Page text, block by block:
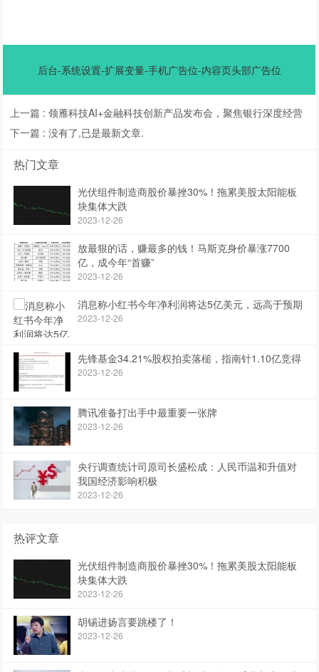
后台-系统设置-扩展变量-手机广告位-内容页头部广告位
上一篇 : 领雁科技AI+金融科技创新产品发布会，聚焦银行深度经营
下一篇 : 没有了,已是最新文章.
热门文章
光伏组件制造商股价暴挫30%！拖累美股太阳能板
块集体大跌
2023-12-26
放最狠的话，赚最多的钱！马斯克身价暴涨7700
亿，成今年“首赚”
2023-12-26
消息称小红书今年净利润将达5亿美元，远高于预期
2023-12-26
先锋基金34.21%股权拍卖落槌，指南针1.10亿竞得
2023-12-26
腾讯准备打出手中最重要一张牌
2023-12-26
央行调查统计司原司长盛松成：人民币温和升值对
我国经济影响积极
2023-12-26
热评文章
光伏组件制造商股价暴挫30%！拖累美股太阳能板
块集体大跌
2023-12-26
胡锡进扬言要跳楼了！
2023-12-26